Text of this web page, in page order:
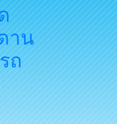
าน
ถ